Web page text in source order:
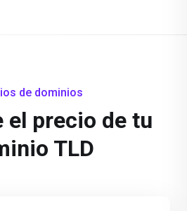
de dominios
el precio de tu
TLD